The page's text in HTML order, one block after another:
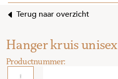
Terug naar overzicht
Hanger kruis unisex